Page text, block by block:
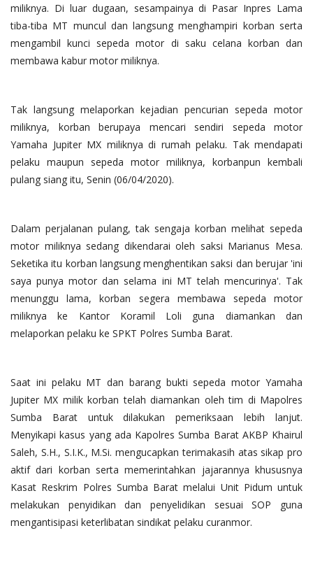
miliknya. Di luar dugaan, sesampainya di Pasar Inpres Lama
tiba-tiba MT muncul dan langsung menghampiri korban serta
mengambil kunci sepeda motor di saku celana korban dan
membawa kabur motor miliknya.
Tak langsung melaporkan kejadian pencurian sepeda motor
miliknya, korban berupaya mencari sendiri sepeda motor
Yamaha Jupiter MX miliknya di rumah pelaku. Tak mendapati
pelaku maupun sepeda motor miliknya, korbanpun kembali
pulang siang itu, Senin (06/04/2020).
Dalam perjalanan pulang, tak sengaja korban melihat sepeda
motor miliknya sedang dikendarai oleh saksi Marianus Mesa.
Seketika itu korban langsung menghentikan saksi dan berujar 'ini
saya punya motor dan selama ini MT telah mencurinya'. Tak
menunggu lama, korban segera membawa sepeda motor
miliknya ke Kantor Koramil Loli guna diamankan dan
melaporkan pelaku ke SPKT Polres Sumba Barat.
Saat ini pelaku MT dan barang bukti sepeda motor Yamaha
Jupiter MX milik korban telah diamankan oleh tim di Mapolres
Sumba Barat untuk dilakukan pemeriksaan lebih lanjut.
Menyikapi kasus yang ada Kapolres Sumba Barat AKBP Khairul
Saleh, S.H., S.I.K., M.Si. mengucapkan terimakasih atas sikap pro
aktif dari korban serta memerintahkan jajarannya khususnya
Kasat Reskrim Polres Sumba Barat melalui Unit Pidum untuk
melakukan penyidikan dan penyelidikan sesuai SOP guna
mengantisipasi keterlibatan sindikat pelaku curanmor.